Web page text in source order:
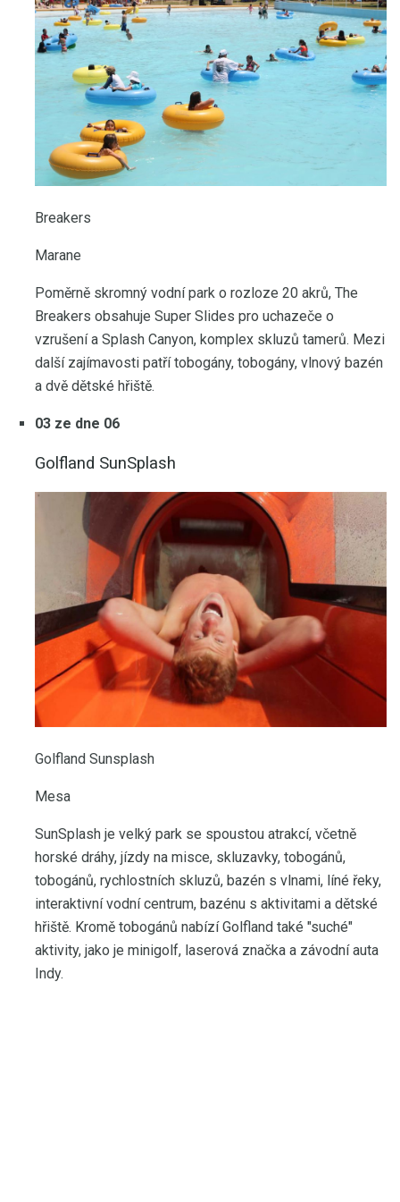
Breakers
Marane
Poměrně skromný vodní park o rozloze 20 akrů, The
Breakers obsahuje Super Slides pro uchazeče o
vzrušení a Splash Canyon, komplex skluzů tamerů. Mezi
další zajímavosti patří tobogány, tobogány, vlnový bazén
a dvě dětské hřiště.
03 ze dne 06
Golfland SunSplash
Golfland Sunsplash
Mesa
SunSplash je velký park se spoustou atrakcí, včetně
horské dráhy, jízdy na misce, skluzavky, tobogánů,
tobogánů, rychlostních skluzů, bazén s vlnami, líné řeky,
interaktivní vodní centrum, bazénu s aktivitami a dětské
hřiště. Kromě tobogánů nabízí Golfland také "suché"
aktivity, jako je minigolf, laserová značka a závodní auta
Indy.